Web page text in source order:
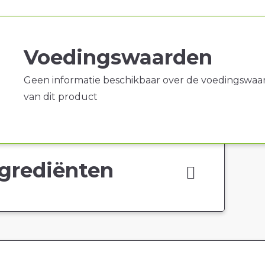
Voedingswaarden
Geen informatie beschikbaar over de
van dit product